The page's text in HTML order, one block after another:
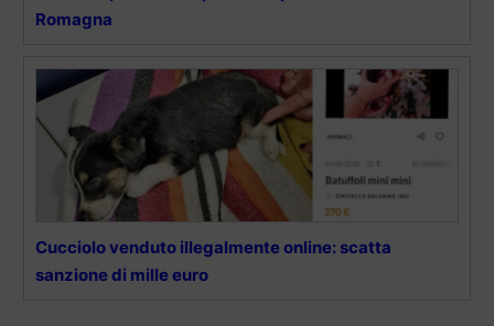
Romagna
Cucciolo venduto illegalmente online: scatta
sanzione di mille euro